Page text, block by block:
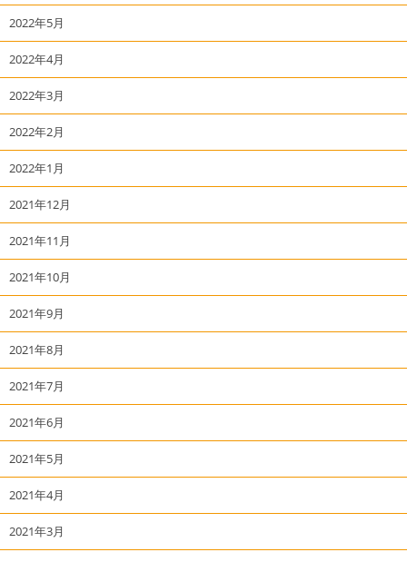
2022年5月
2022年4月
2022年3月
2022年2月
2022年1月
2021年12月
2021年11月
2021年10月
2021年9月
2021年8月
2021年7月
2021年6月
2021年5月
2021年4月
2021年3月